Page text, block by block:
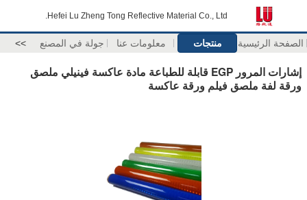
Hefei Lu Zheng Tong Reflective Material Co., Ltd.
الصفحة الرئيسية منتجات معلومات عنا جولة في المصنع >>
إشارات المرور EGP قابلة للطباعة مادة عاكسة فينيلي ملصق
ورقة لفة ملصق فيلم ورقة عاكسة